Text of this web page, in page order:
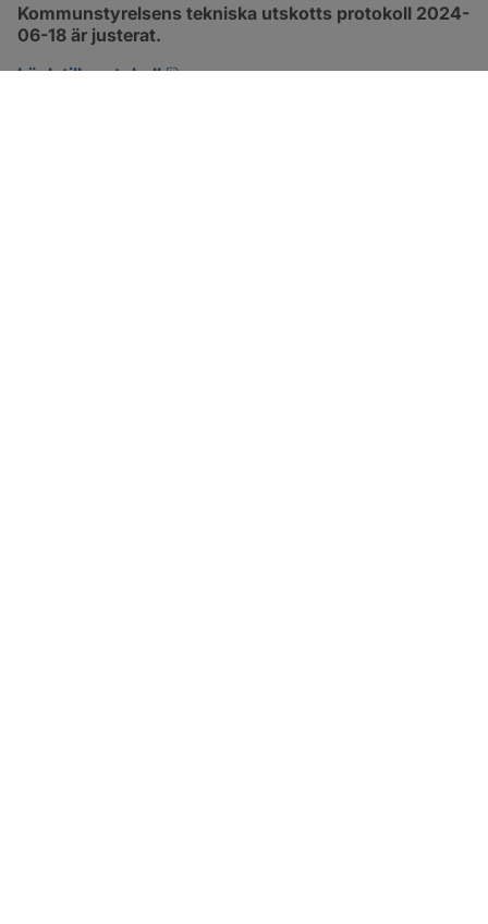
Kommunstyrelsens tekniska utskotts protokoll 2024-
06-18 är justerat.
Länk till protokoll
pdf, 501.6 kB, öppnas i nytt fönster.